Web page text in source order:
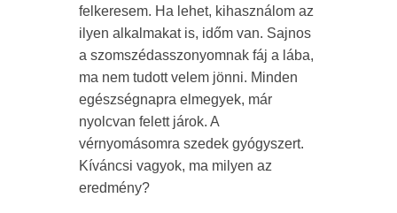
felkeresem. Ha lehet, kihasználom az
ilyen alkalmakat is, időm van. Sajnos
a szomszédasszonyomnak fáj a lába,
ma nem tudott velem jönni. Minden
egészségnapra elmegyek, már
nyolcvan felett járok. A
vérnyomásomra szedek gyógyszert.
Kíváncsi vagyok, ma milyen az
eredmény?